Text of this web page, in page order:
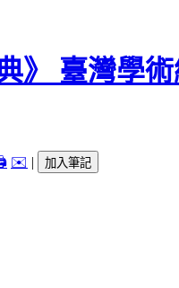
✉️ | 加入筆記